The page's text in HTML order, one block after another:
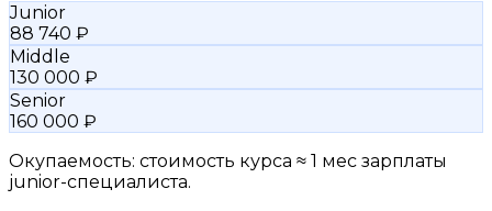
Junior
88 740 ₽
Middle
130 000 ₽
Senior
160 000 ₽
Окупаемость: стоимость курса ≈ 1 мес зарплаты
junior-специалиста.